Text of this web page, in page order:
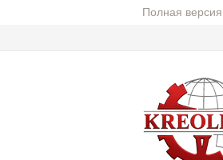
Полная версия